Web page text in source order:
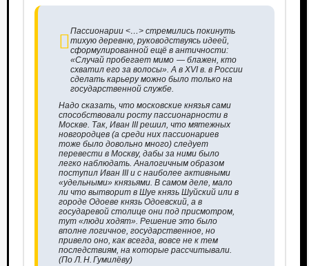
Пассионарии <…> стремились покинуть
тихую деревню, руководствуясь идеей,
сформулированной ещё в античности:
«Случай пробегает мимо — блажен, кто
схватил его за волосы». А в XVI в. в России
сделать карьеру можно было только на
государственной службе.
Надо сказать, что московские князья сами
способствовали росту пассионарности в
Москве. Так, Иван III решил, что мятежных
новгородцев (а среди них пассионариев
тоже было довольно много) следует
перевести в Москву, дабы за ними было
легко наблюдать. Аналогичным образом
поступил Иван III и с наиболее активными
«удельными» князьями. В самом деле, мало
ли что вытворит в Шуе князь Шуйский или в
городе Одоеве князь Одоевский, а в
государевой столице они под присмотром,
тут «люди ходят». Решение это было
вполне логичное, государственное, но
привело оно, как всегда, вовсе не к тем
последствиям, на которые рассчитывали.
(По Л. Н. Гумилёву)